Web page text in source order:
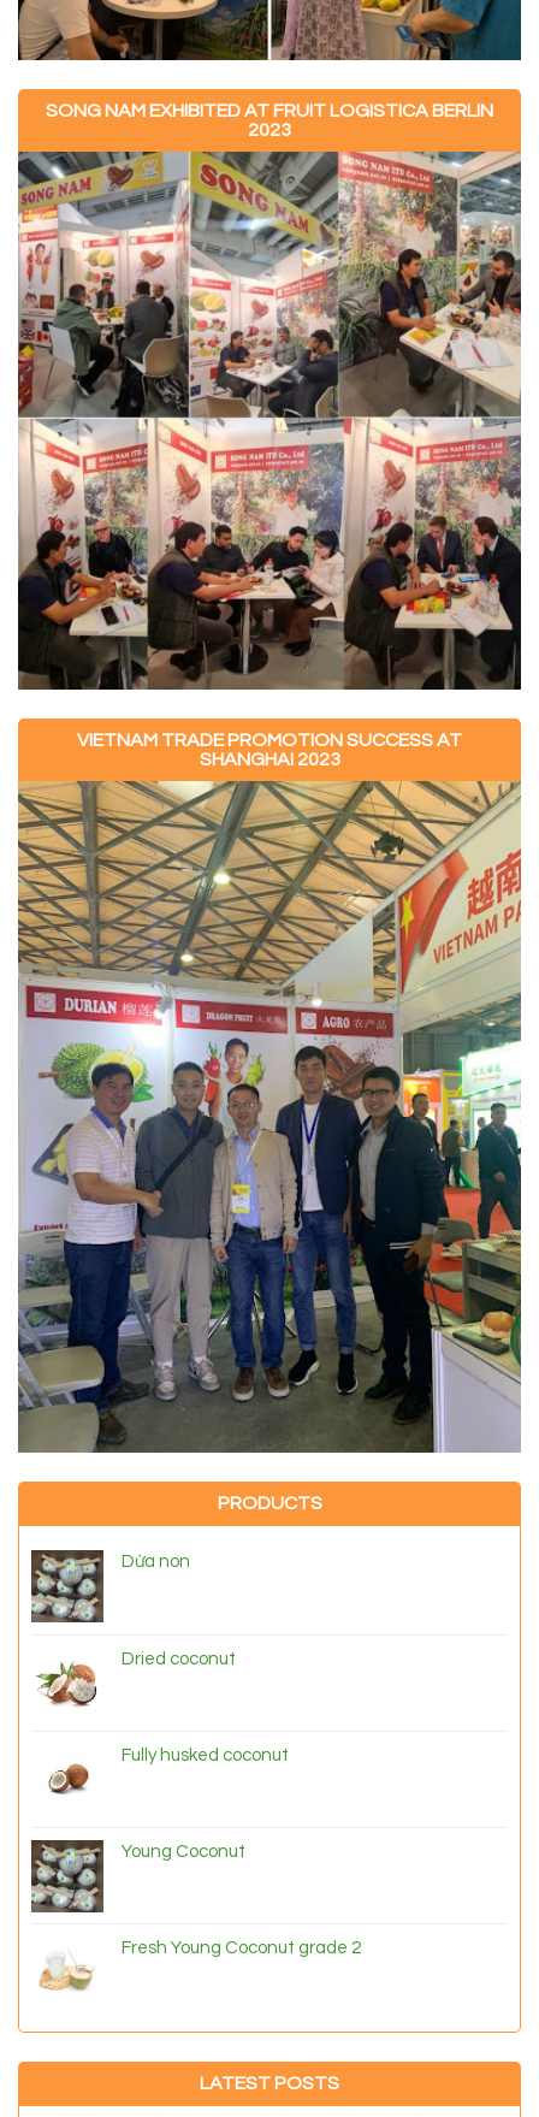
SONG NAM EXHIBITED AT FRUIT LOGISTICA BERLIN
2023
VIETNAM TRADE PROMOTION SUCCESS AT
SHANGHAI 2023
PRODUCTS
Dừa non
Dried coconut
Fully husked coconut
Young Coconut
Fresh Young Coconut grade 2
LATEST POSTS